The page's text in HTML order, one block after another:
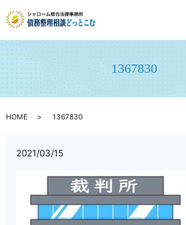
1367830
HOME 1367830
2021/03/15